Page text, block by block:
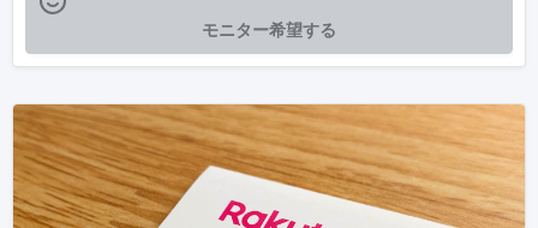
モニター希望する